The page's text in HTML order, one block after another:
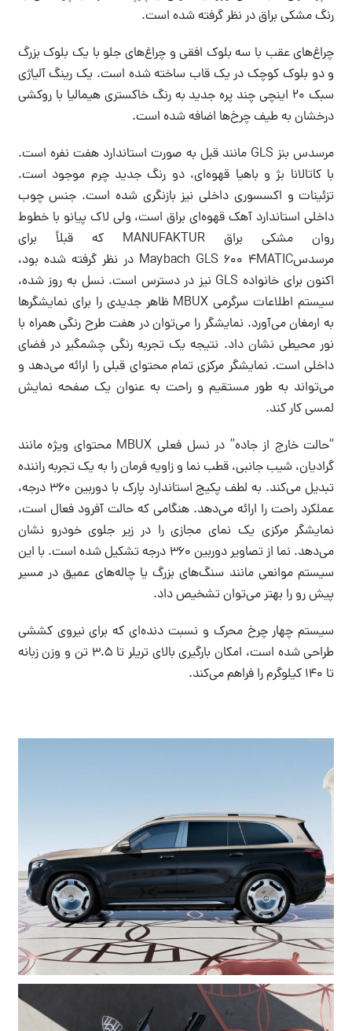
رنگ مشکی براق در نظر گرفته شده است.
چراغ‌های عقب با سه بلوک افقی و چراغ‌های جلو با یک بلوک بزرگ
و دو بلوک کوچک در یک قاب ساخته شده است. یک رینگ آلیاژی
سبک 20 اینچی چند پره جدید به رنگ خاکستری هیمالیا با روکشی
درخشان به طیف چرخ‌ها اضافه شده است.
مرسدس بنز GLS مانند قبل به صورت استاندارد هفت نفره است.
با کاتالانا بژ و باهیا قهوه‌ای، دو رنگ جدید چرم موجود است.
تزئینات و اکسسوری داخلی نیز بازنگری شده است. جنس چوب
داخلی استاندارد آهک قهوه‌ای براق است، ولی لاک پیانو با خطوط
روان مشکی براق MANUFAKTUR که قبلاً برای
مرسدسMaybach GLS 600 4MATIC در نظر گرفته شده بود،
اکنون برای خانواده GLS نیز در دسترس است. نسل به روز شده،
سیستم اطلاعات سرگرمی MBUX ظاهر جدیدی را برای نمایشگرها
به ارمغان می‌آورد. نمایشگر را می‌توان در هفت طرح رنگی همراه با
نور محیطی نشان داد. نتیجه یک تجربه رنگی چشمگیر در فضای
داخلی است. نمایشگر مرکزی تمام محتوای قبلی را ارائه می‌دهد و
می‌تواند به طور مستقیم و راحت به عنوان یک صفحه نمایش
لمسی کار کند.
“حالت خارج از جاده” در نسل فعلی MBUX محتوای ویژه مانند
گرادیان، شیب جانبی، قطب نما و زاویه فرمان را به یک تجربه راننده
تبدیل می‌کند. به لطف پکیج استاندارد پارک با دوربین 360 درجه،
عملکرد راحت را ارائه می‌دهد. هنگامی که حالت آفرود فعال است،
نمایشگر مرکزی یک نمای مجازی را در زیر جلوی خودرو نشان
می‌دهد. نما از تصاویر دوربین 360 درجه تشکیل شده است. با این
سیستم موانعی مانند سنگ‌های بزرگ یا چاله‌های عمیق در مسیر
پیش رو را بهتر می‌توان تشخیص داد.
سیستم چهار چرخ محرک و نسبت دنده‌ای که برای نیروی کششی
طراحی شده است، امکان بارگیری بالای تریلر تا 3.5 تن و وزن زبانه
تا 140 کیلوگرم را فراهم می‌کند.